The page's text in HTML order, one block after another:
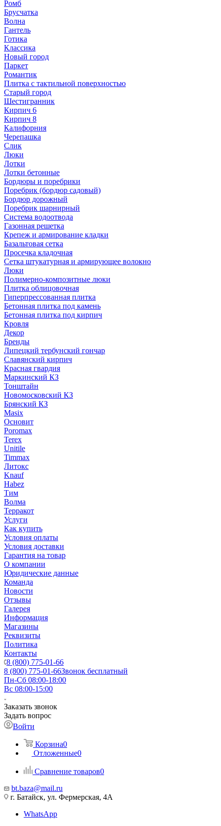
Ромб
Брусчатка
Волна
Гантель
Готика
Классика
Новый город
Паркет
Романтик
Плитка с тактильной поверхностью
Старый город
Шестигранник
Кирпич 6
Кирпич 8
Калифорния
Черепашка
Слик
Люки
Лотки
Лотки бетонные
Бордюры и поребрики
Поребрик (бордюр садовый)
Бордюр дорожный
Поребрик шарнирный
Система водоотвода
Газонная решетка
Крепеж и армирование кладки
Базальтовая сетка
Просечка кладочная
Сетка штукатурная и армирующее волокно
Люки
Полимерно-композитные люки
Плитка облицовочная
Гиперпрессованная плитка
Бетонная плитка под камень
Бетонная плитка под кирпич
Кровля
Декор
Бренды
Липецкий тербунский гончар
Славянский кирпич
Красная гвардия
Маркинский КЗ
Тонштайн
Новомосковский КЗ
Брянский КЗ
Masix
Основит
Poromax
Terex
Unitile
Timmax
Литокс
Knauf
Habez
Тим
Волма
Терракот
Услуги
Как купить
Условия оплаты
Условия доставки
Гарантия на товар
О компании
Юридические данные
Команда
Новости
Отзывы
Галерея
Информация
Магазины
Реквизиты
Политика
Контакты
8 (800) 775-01-66
8 (800) 775-01-66Звонок бесплатный
Пн-Сб 08:00-18:00
Вс 08:00-15:00
Заказать звонок
Задать вопрос
Войти
Корзина0
Отложенные0
Сравнение товаров0
bt.baza@mail.ru
г. Батайск, ул. Фермерская, 4А
WhatsApp